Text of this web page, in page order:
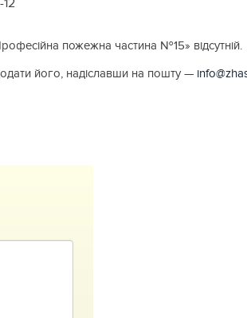
пожежна частина №15» відсутній.
його, надіславши на пошту —